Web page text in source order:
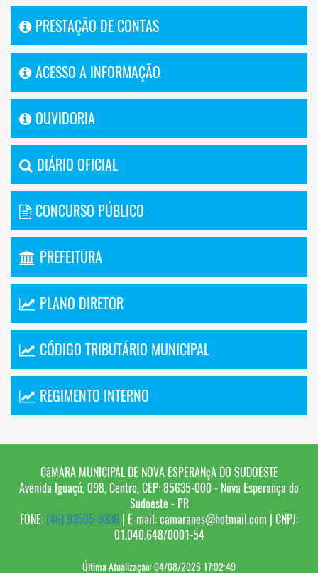
PRESTAÇÃO DE CONTAS
ACESSO A INFORMAÇÃO
OUVIDORIA
DIÁRIO OFICIAL
CONCURSO PÚBLICO
PREFEITURA
PLANO DIRETOR
CÓDIGO TRIBUTÁRIO MUNICIPAL
REGIMENTO INTERNO
CâMARA MUNICIPAL DE NOVA ESPERANçA DO SUDOESTE
Avenida Iguaçú, 098, Centro, CEP: 85635-000 - Nova Esperança do
Sudoeste - PR
FONE: (46) 93505-9336 | E-mail: camaranes@hotmail.com | CNPJ:
01.040.648/0001-54
Última Atualização: 04/08/2026 17:02:49